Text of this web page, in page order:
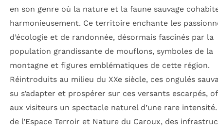
en son genre où la nature et la faune sauvage
harmonieusement. Ce territoire enchante les
d’écologie et de randonnée, désormais fascinés par la
population grandissante de mouflons, symboles de la
montagne et figures emblématiques de cette région.
Réintroduits au milieu du XXe siècle, ces ongulés
su s’adapter et prospérer sur ces versants escarpés,
aux visiteurs un spectacle naturel d’une rare
de l’Espace Terroir et Nature du Caroux, des